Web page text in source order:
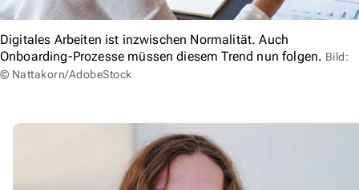
Digitales Arbeiten ist inzwischen Normalität. Auch
Onboarding-Prozesse müssen diesem Trend nun folgen. Bild:
© Nattakorn/AdobeStock